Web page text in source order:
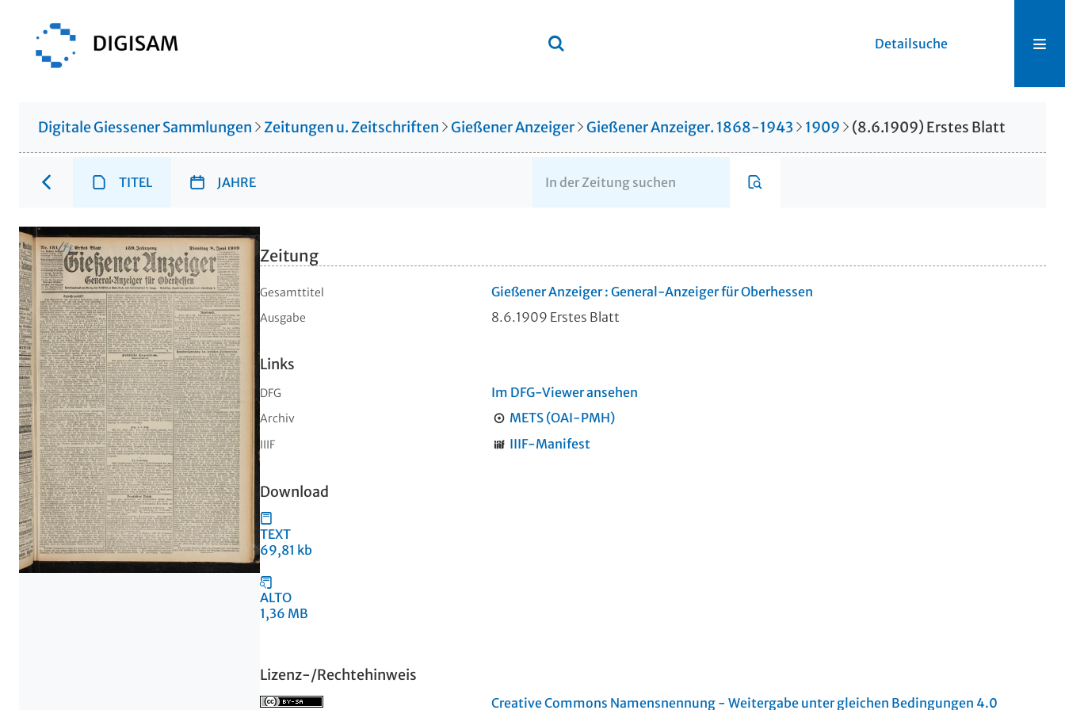
Detailsuche
Digitale Giessener Sammlungen Zeitungen u. Zeitschriften Gießener Anzeiger Gießener Anzeiger. 1868-1943 1909 (8.6.1909) Erstes Blatt
TITEL JAHRE
Zeitung
Gesamttitel Gießener Anzeiger : General-Anzeiger für Oberhessen
Ausgabe 8.6.1909 Erstes Blatt
Links
DFG Im DFG-Viewer ansehen
Archiv METS (OAI-PMH)
IIIF IIIF-Manifest
Download
TEXT
69,81 kb
ALTO
1,36 MB
Lizenz-/Rechtehinweis
Creative Commons Namensnennung - Weitergabe unter gleichen Bedingungen 4.0